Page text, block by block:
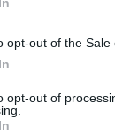
opt-out of the Sale
opt-out of
loro
meno